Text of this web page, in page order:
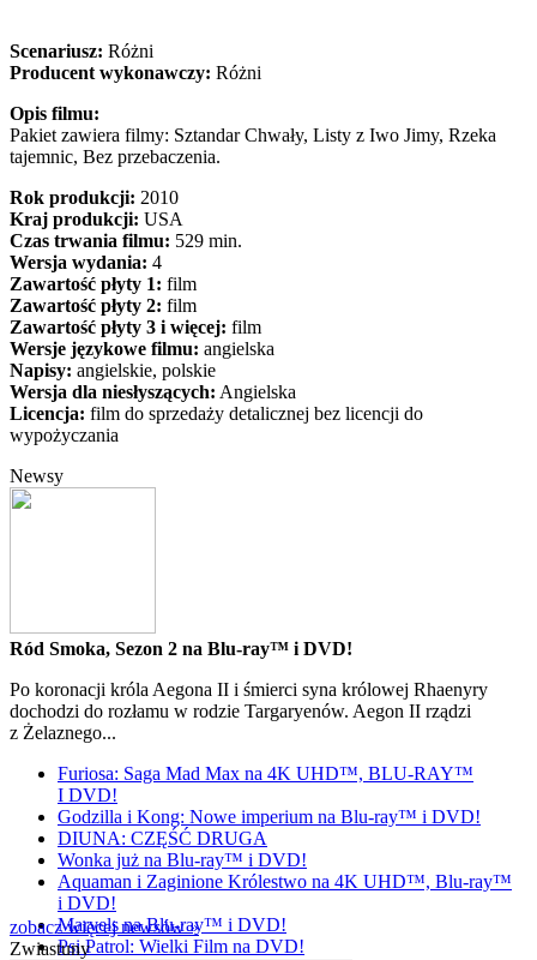
Scenariusz: Różni
Producent wykonawczy: Różni
Opis filmu:
Pakiet zawiera filmy: Sztandar Chwały, Listy z Iwo Jimy, Rzeka
tajemnic, Bez przebaczenia.
Rok produkcji: 2010
Kraj produkcji: USA
Czas trwania filmu: 529 min.
Wersja wydania: 4
Zawartość płyty 1: film
Zawartość płyty 2: film
Zawartość płyty 3 i więcej: film
Wersje językowe filmu: angielska
Napisy: angielskie, polskie
Wersja dla niesłyszących: Angielska
Licencja: film do sprzedaży detalicznej bez licencji do
wypożyczania
Newsy
Ród Smoka, Sezon 2 na Blu-ray™ i DVD!
Po koronacji króla Aegona II i śmierci syna królowej Rhaenyry
dochodzi do rozłamu w rodzie Targaryenów. Aegon II rządzi
z Żelaznego...
Furiosa: Saga Mad Max na 4K UHD™, BLU-RAY™
I DVD!
Godzilla i Kong: Nowe imperium na Blu-ray™ i DVD!
DIUNA: CZĘŚĆ DRUGA
Wonka już na Blu-ray™ i DVD!
Aquaman i Zaginione Królestwo na 4K UHD™, Blu-ray™
i DVD!
Marvels na Blu-ray™ i DVD!
Psi Patrol: Wielki Film na DVD!
zobacz więcej newsów »
Zwiastuny